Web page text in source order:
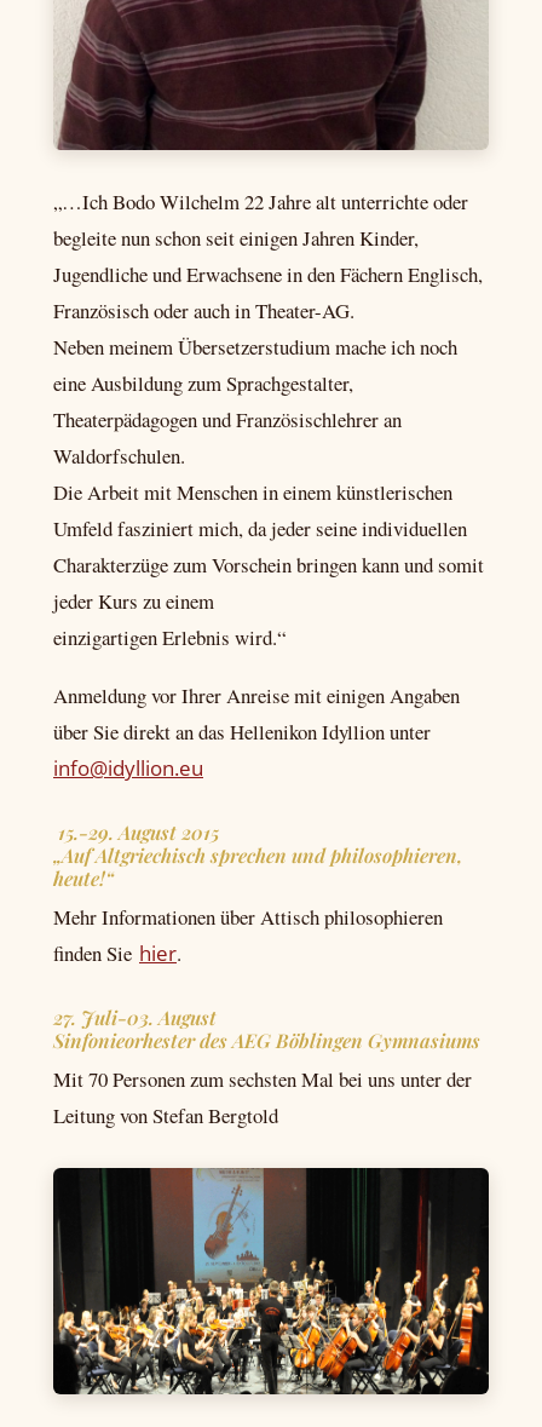
„…Ich Bodo Wilchelm 22 Jahre alt unterrichte oder
begleite nun schon seit einigen Jahren Kinder,
Jugendliche und Erwachsene in den Fächern Englisch,
Französisch oder auch in Theater-AG.
Neben meinem Übersetzerstudium mache ich noch
eine Ausbildung zum Sprachgestalter,
Theaterpädagogen und Französischlehrer an
Waldorfschulen.
Die Arbeit mit Menschen in einem künstlerischen
Umfeld fasziniert mich, da jeder seine individuellen
Charakterzüge zum Vorschein bringen kann und somit
jeder Kurs zu einem
einzigartigen Erlebnis wird.“
Anmeldung vor Ihrer Anreise mit einigen Angaben
über Sie direkt an das Hellenikon Idyllion unter
info@idyllion.eu
15.-29. August 2015
„Auf Altgriechisch sprechen und philosophieren,
heute!“
Mehr Informationen über Attisch philosophieren
finden Sie hier.
27. Juli-03. August
Sinfonieorhester des AEG Böblingen Gymnasiums
Mit 70 Personen zum sechsten Mal bei uns unter der
Leitung von Stefan Bergtold